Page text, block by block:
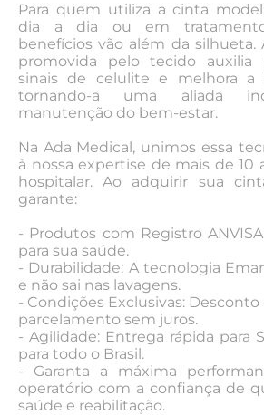
Para quem utiliza a cinta
dia a dia ou em
benefícios vão além da silhueta.
promovida pelo tecido auxilia
sinais de celulite e melhora a
tornando-a uma aliada
manutenção do bem-estar.
Na Ada Medical, unimos essa
à nossa expertise de mais de 10
hospitalar. Ao adquirir sua
garante:
- Produtos com Registro
para sua saúde.
- Durabilidade: A tecnologia
e não sai nas lavagens.
- Condições Exclusivas: Desconto
parcelamento sem juros.
- Agilidade: Entrega rápida para
para todo o Brasil.
- Garanta a máxima
operatório com a confiança de
saúde e reabilitação.